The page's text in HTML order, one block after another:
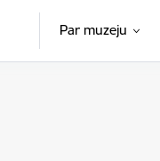
Par muzeju